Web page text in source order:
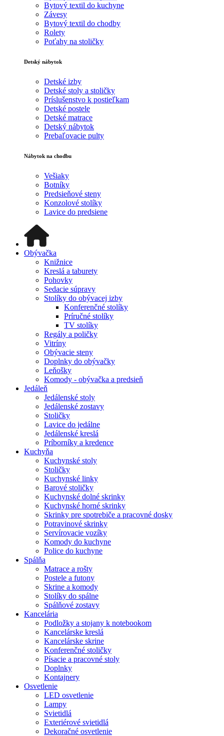
Bytový textil do kuchyne
Závesy
Bytový textil do chodby
Rolety
Poťahy na stoličky
Detský nábytok
Detské izby
Detské stoly a stoličky
Príslušenstvo k postieľkam
Detské postele
Detské matrace
Detský nábytok
Prebaľovacie pulty
Nábytok na chodbu
Vešiaky
Botníky
Predsieňové steny
Konzolové stolíky
Lavice do predsiene
Obývačka
Knižnice
Kreslá a taburety
Pohovky
Sedacie súpravy
Stolíky do obývacej izby
Konferenčné stolíky
Príručné stolíky
TV stolíky
Regály a poličky
Vitríny
Obývacie steny
Doplnky do obývačky
Leňošky
Komody - obývačka a predsieň
Jedáleň
Jedálenské stoly
Jedálenské zostavy
Stoličky
Lavice do jedálne
Jedálenské kreslá
Príborníky a kredence
Kuchyňa
Kuchynské stoly
Stoličky
Kuchynské linky
Barové stoličky
Kuchynské dolné skrinky
Kuchynské horné skrinky
Skrinky pre spotrebiče a pracovné dosky
Potravinové skrinky
Servírovacie vozíky
Komody do kuchyne
Police do kuchyne
Spálňa
Matrace a rošty
Postele a futony
Skrine a komody
Stolíky do spálne
Spálňové zostavy
Kancelária
Podložky a stojany k notebookom
Kancelárske kreslá
Kancelárske skrine
Konferenčné stoličky
Písacie a pracovné stoly
Doplnky
Kontajnery
Osvetlenie
LED osvetlenie
Lampy
Svietidlá
Exteriérové svietidlá
Dekoračné osvetlenie